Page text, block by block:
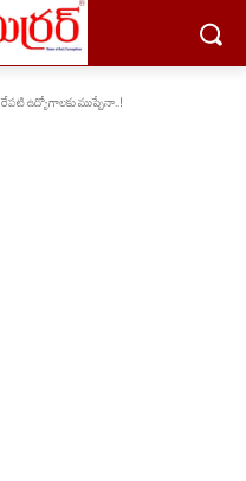
రేపటి ఉద్యోగాలకు ముప్పేనా..!